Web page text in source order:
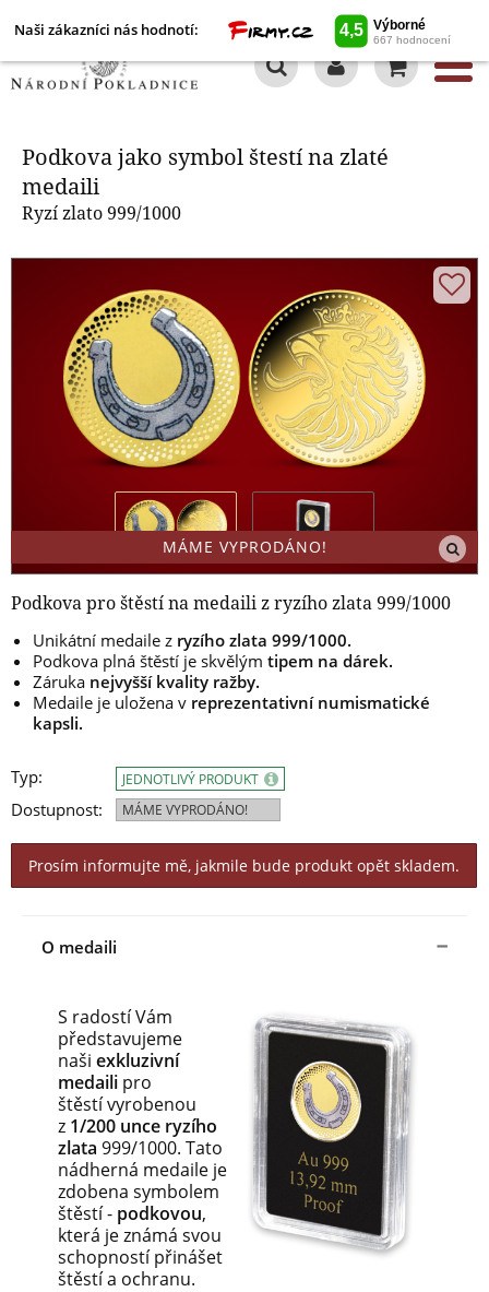
Naši zákazníci nás hodnotí:
Podkova jako symbol štestí na zlaté
medaili
Ryzí zlato 999/1000
MÁME VYPRODÁNO!
Podkova pro štěstí na medaili z ryzího zlata 999/1000
Unikátní medaile z ryzího zlata 999/1000.
Podkova plná štěstí je skvělým tipem na dárek.
Záruka nejvyšší kvality ražby.
Medaile je uložena v reprezentativní numismatické
kapsli.
Typ:
Dostupnost:
JEDNOTLIVÝ PRODUKT
MÁME VYPRODÁNO!
Prosím informujte mě, jakmile bude produkt opět skladem.
O medaili
S radostí Vám
představujeme
naši exkluzivní
medaili pro
štěstí vyrobenou
z 1/200 unce ryzího
zlata 999/1000. Tato
nádherná medaile je
zdobena symbolem
štěstí - podkovou,
která je známá svou
schopností přinášet
štěstí a ochranu.
Podkova jako symbol štestí na